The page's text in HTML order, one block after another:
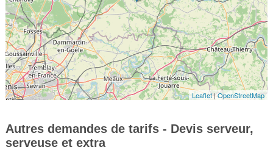
Leaflet|OpenStreetMap
Autres demandes de tarifs - Devis serveur,
serveuse et extra